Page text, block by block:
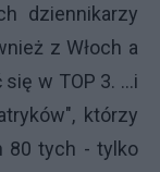
dziennikarzy
z Włoch a
w TOP 3. ...i
którzy
80 tych - tylko